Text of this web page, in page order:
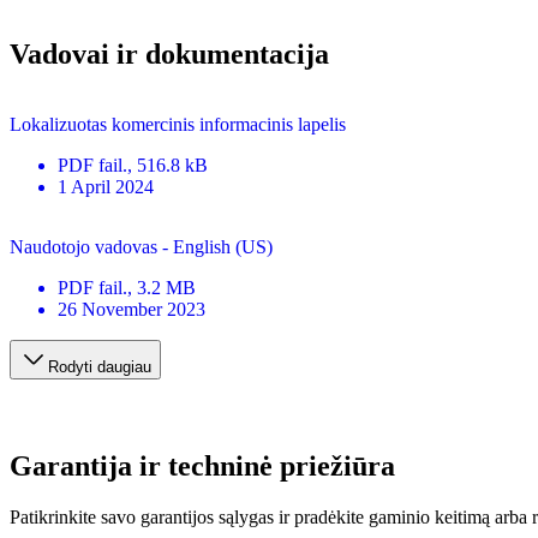
Vadovai ir dokumentacija
Lokalizuotas komercinis informacinis lapelis
PDF fail., 516.8 kB
1 April 2024
Naudotojo vadovas - English (US)
PDF fail., 3.2 MB
26 November 2023
Rodyti daugiau
Garantija ir techninė priežiūra
Patikrinkite savo garantijos sąlygas ir pradėkite gaminio keitimą arba